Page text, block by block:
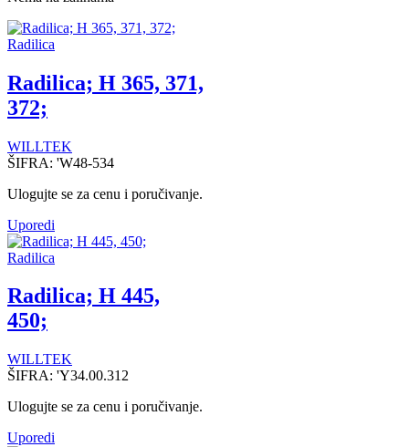
Radilica
Radilica; H 365, 371,
372;
WILLTEK
ŠIFRA: 'W48-534
Ulogujte se za cenu i poručivanje.
Uporedi
Radilica
Radilica; H 445,
450;
WILLTEK
ŠIFRA: 'Y34.00.312
Ulogujte se za cenu i poručivanje.
Uporedi